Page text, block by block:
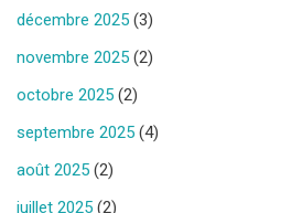
décembre 2025 (3)
novembre 2025 (2)
octobre 2025 (2)
septembre 2025 (4)
août 2025 (2)
juillet 2025 (2)